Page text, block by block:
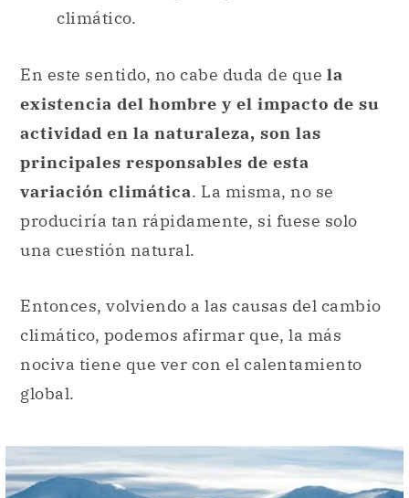
climático.
En este sentido, no cabe duda de que la
existencia del hombre y el impacto de su
actividad en la naturaleza, son las
principales responsables de esta
variación climática. La misma, no se
produciría tan rápidamente, si fuese solo
una cuestión natural.
Entonces, volviendo a las causas del cambio
climático, podemos afirmar que, la más
nociva tiene que ver con el calentamiento
global.